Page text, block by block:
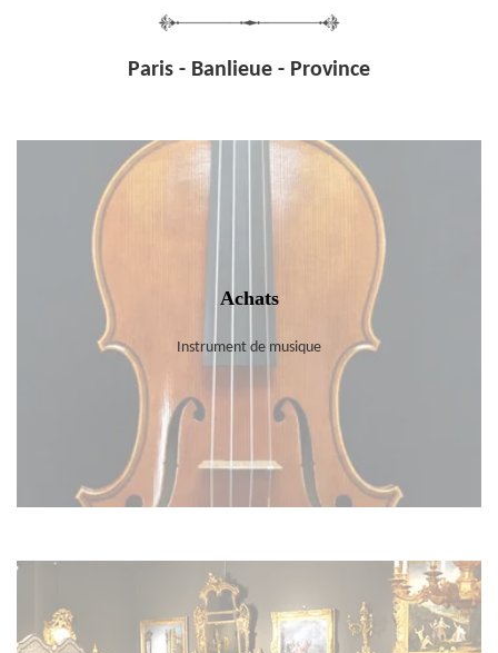
Paris - Banlieue - Province
Achats
Instrument de musique